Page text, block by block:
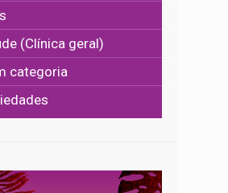
(Clínica geral)
categoria